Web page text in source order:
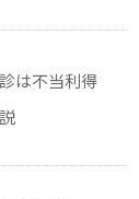
は不当利得